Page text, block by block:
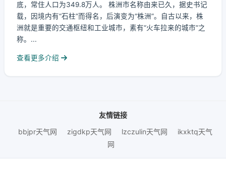
底，常住人口为349.8万人。 株洲市名称由来已久，据史书记
载，因境内有“石柱”而得名，后演变为“株洲”。自古以来，株
洲就是重要的交通枢纽和工业城市，素有“火车拉来的城市”之
称。...
查看更多介绍
友情链接
bbjpr天气网
zigdkp天气网 lzczulin天气网
ikxktq天气
网